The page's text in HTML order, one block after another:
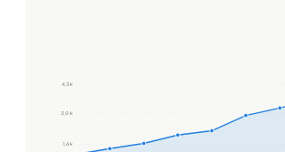
1,6 k
3,0 k
4,3 k